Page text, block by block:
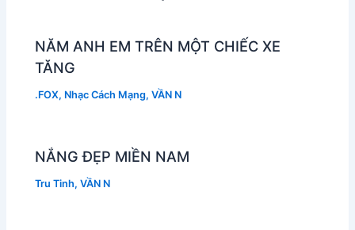
NĂM ANH EM TRÊN MỘT CHIẾC XE
TĂNG
.FOX, Nhạc Cách Mạng,VẦN N
NẮNG ĐẸP MIỀN NAM
Tru Tinh,VẦN N